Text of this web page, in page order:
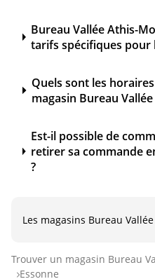
Bureau Vallée Athis-
tarifs spécifiques pour
Quels sont les
magasin Bureau
Est-il possible de
retirer sa commande
?
Les magasins Bureau
Trouver un magasin Bureau
Essonne